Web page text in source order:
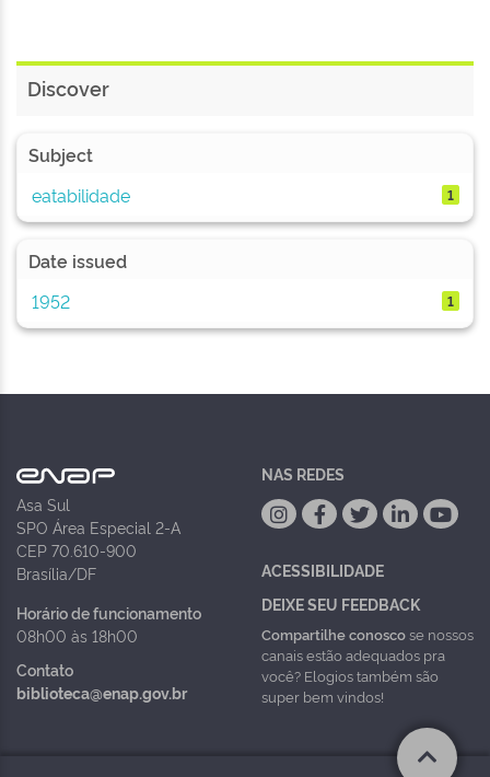
Discover
Subject
eatabilidade
1
Date issued
1952
1
Asa Sul
SPO Área Especial 2-A
CEP 70.610-900
Brasília/DF
Horário de funcionamento
08h00 às 18h00
Contato
biblioteca@enap.gov.br
NAS REDES
ACESSIBILIDADE
DEIXE SEU FEEDBACK
Compartilhe conoscose nossos
canais estão adequados pra
você? Elogios também são
super bem vindos!